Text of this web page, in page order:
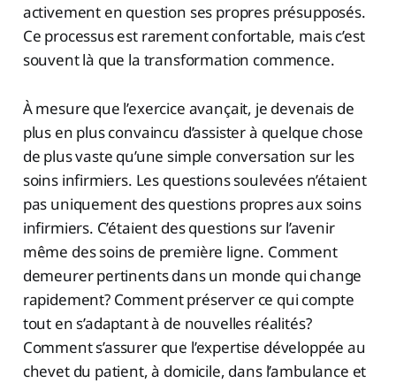
activement en question ses propres présupposés.
Ce processus est rarement confortable, mais c’est
souvent là que la transformation commence.
À mesure que l’exercice avançait, je devenais de
plus en plus convaincu d’assister à quelque chose
de plus vaste qu’une simple conversation sur les
soins infirmiers. Les questions soulevées n’étaient
pas uniquement des questions propres aux soins
infirmiers. C’étaient des questions sur l’avenir
même des soins de première ligne. Comment
demeurer pertinents dans un monde qui change
rapidement? Comment préserver ce qui compte
tout en s’adaptant à de nouvelles réalités?
Comment s’assurer que l’expertise développée au
chevet du patient, à domicile, dans l’ambulance et